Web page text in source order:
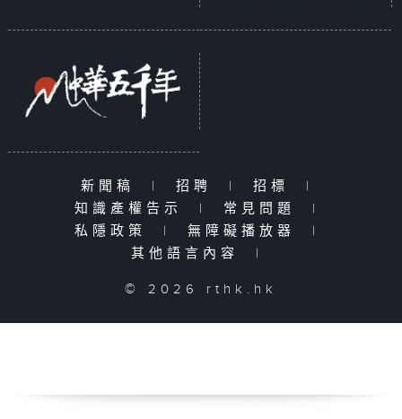
新聞稿 | 招聘 | 招標
|
知識產權告示
| 常見問題
|
私隱政策
| 無障礙播放器
|
其他語言內容
|
© 2026 rthk.hk